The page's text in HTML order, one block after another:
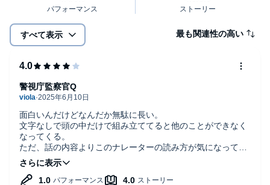
すべて表示 最も関連性の高い
面白いんだけどなんだか無駄に長い。
文字なしで頭の中だけで組み立ててると他のことができなく
なってくる。
ただ、話の内容よりこのナレーターの読み方が気になって仕
方ない。
シャッター…シャッタ
コーヒーメーカー…コーヒーメーカ
警視庁監察官Q